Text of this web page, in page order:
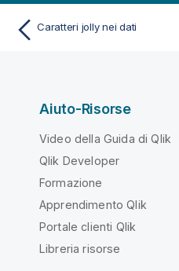
Caratteri jolly nei dati
Aiuto-Risorse
Video della Guida di Qlik
Qlik Developer
Formazione
Apprendimento Qlik
Portale clienti Qlik
Libreria risorse